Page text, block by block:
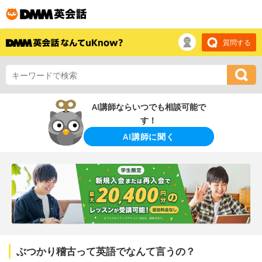
質問する
AI講師ならいつでも相談可能で
す！
AI講師に聞く
ぶつかり稽古って英語でなんて言うの？